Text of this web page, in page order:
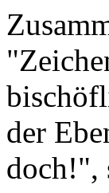
der
doch!",